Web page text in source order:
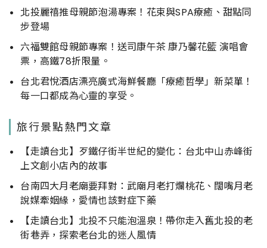
北投麗禧推母親節泡湯專案！花束與SPA療癒、甜點同
步登場
六福雙館母親節專案！送司康午茶 康乃馨花籃 演唱會
票，高鐵78折限量。
台北君悅酒店漂亮廣式海鮮餐廳「療癒哲學」新菜單！
每一口都成為心靈的享受。
旅行景點熱門文章
【走讀台北】歹鐵仔街半世紀的變化：台北中山赤峰街
上文創小店內的故事
台南四大月老廟要拜對：武廟月老打爛桃花、闊嘴月老
說媒牽姻緣，愛情也該對症下藥
【走讀台北】北投不只能泡溫泉！帶你走入舊北投的老
街巷弄，探索老台北的迷人風情